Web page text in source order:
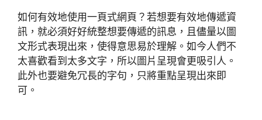
如何有效地使用一頁式網頁？若想要有效地傳遞資
訊，就必須好好統整想要傳遞的訊息，且儘量以圖
文形式表現出來，使得意思易於理解。如今人們不
太喜歡看到太多文字，所以圖片呈現會更吸引人。
此外也要避免冗長的字句，只將重點呈現出來即
可。